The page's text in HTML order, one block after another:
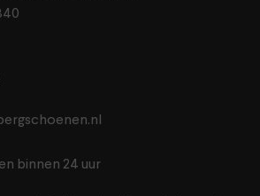
binnen 24 uur